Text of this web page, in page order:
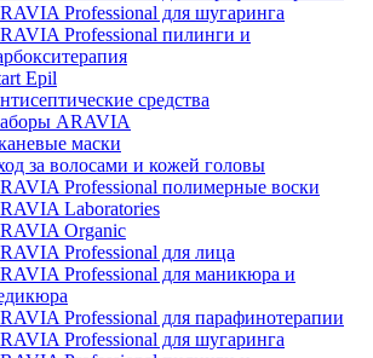
Professional для шугаринга
Professional пилинги и
Epil
средства
ARAVIA
маски
за волосами и кожей головы
Professional полимерные воски
Laboratories
Organic
Professional для лица
Professional для маникюра и
Professional для парафинотерапии
Professional для шугаринга